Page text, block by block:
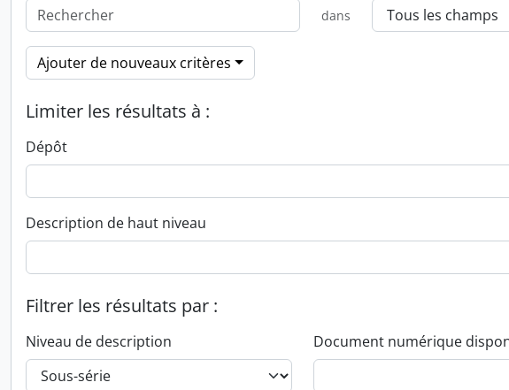
dans
Ajouter de nouveaux critères
Limiter les résultats à :
Dépôt
Description de haut niveau
Filtrer les résultats par :
Niveau de description Document numérique